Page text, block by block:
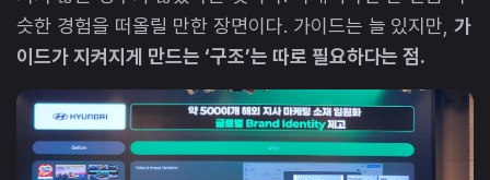
슷한 경험을 떠올릴 만한 장면이다. 가이드는 늘 있지만,가
이드가 지켜지게 만드는 ‘구조’는 따로 필요하다는 점.